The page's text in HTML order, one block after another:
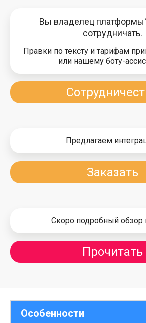
Вы владелец
сотрудничать.
Правки по тексту и тарифам
или нашему боту-
Предлагаем
Заказать
Скоро подробный обзор
Прочитать
Особенности